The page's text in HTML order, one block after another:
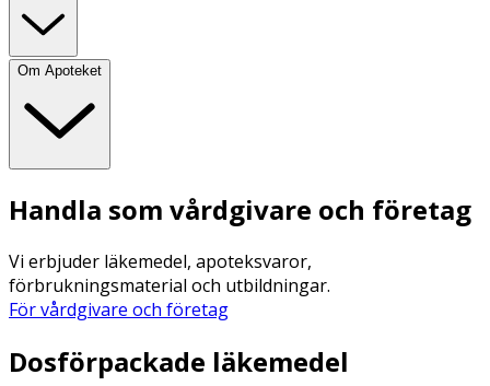
Om Apoteket
Handla som vårdgivare och företag
Vi erbjuder läkemedel, apoteksvaror,
förbrukningsmaterial och utbildningar.
För vårdgivare och företag
Dosförpackade läkemedel